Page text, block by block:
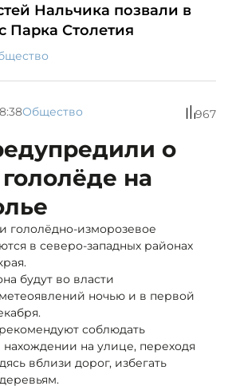
Нальчика позвали в
Парка Столетия
Общество 967
о
на
гололёдно-изморозевое
в северо-западных районах
будут во власти
ночью и в первой
соблюдать
на улице, переходя
вблизи дорог, избегать